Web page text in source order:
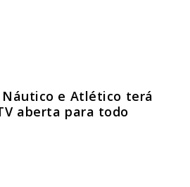
e Atlético terá
aberta para todo